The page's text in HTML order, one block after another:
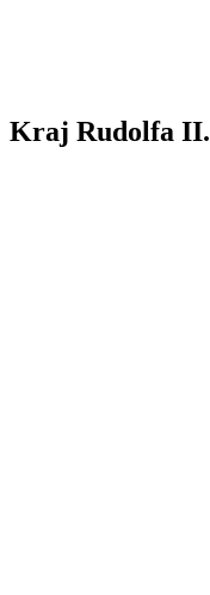
Kraj Rudolfa II.